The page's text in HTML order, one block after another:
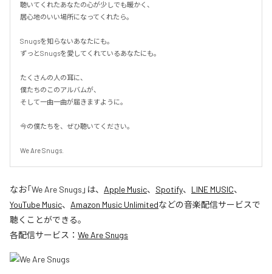
聴いてくれたあなたの心が少しでも暖かく、
居心地のいい場所になってくれたら。
Snugsを知らないあなたにも。
ずっとSnugsを愛してくれているあなたにも。
たくさんの人の耳に、
僕たちのこのアルバムが、
そして一曲一曲が届きますように。
今の僕たちを、ぜひ聴いてください。
We Are Snugs.
なお「We Are Snugs 」は、 Apple Music、 Spotify、 LINE MUSIC、
YouTube Music、 Amazon Music Unlimitedなどの音楽配信サービスで
聴くことができる。
各配信サービス： We Are Snugs